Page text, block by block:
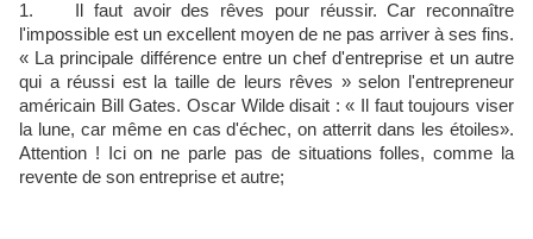
1. Il faut avoir des rêves pour réussir. Car reconnaître
l'impossible est un excellent moyen de ne pas arriver à ses fins.
« La principale différence entre un chef d'entreprise et un autre
qui a réussi est la taille de leurs rêves » selon l'entrepreneur
américain Bill Gates. Oscar Wilde disait : « Il faut toujours viser
la lune, car même en cas d'échec, on atterrit dans les étoiles».
Attention ! Ici on ne parle pas de situations folles, comme la
revente de son entreprise et autre;